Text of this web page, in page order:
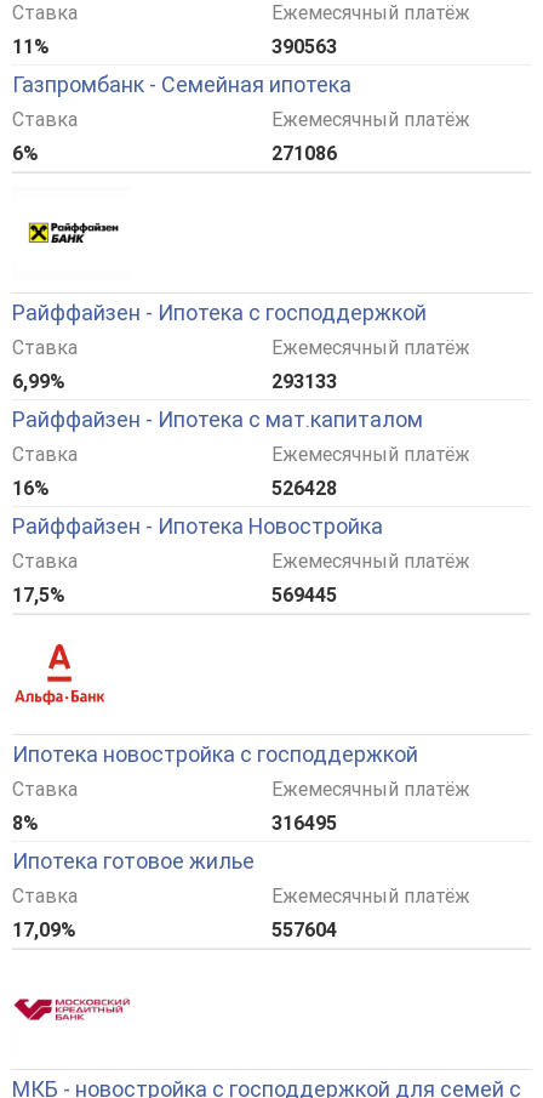
Ставка
11%
Ежемесячный платёж
390563
Газпромбанк - Семейная ипотека
Ставка
6%
Ежемесячный платёж
271086
Райффайзен - Ипотека с господдержкой
Ставка
6,99%
Ежемесячный платёж
293133
Райффайзен - Ипотека с мат.капиталом
Ставка
16%
Ежемесячный платёж
526428
Райффайзен - Ипотека Новостройка
Ставка
17,5%
Ежемесячный платёж
569445
Ипотека новостройка с господдержкой
Ставка
8%
Ежемесячный платёж
316495
Ипотека готовое жилье
Ставка
17,09%
Ежемесячный платёж
557604
МКБ - новостройка с господдержкой для семей с